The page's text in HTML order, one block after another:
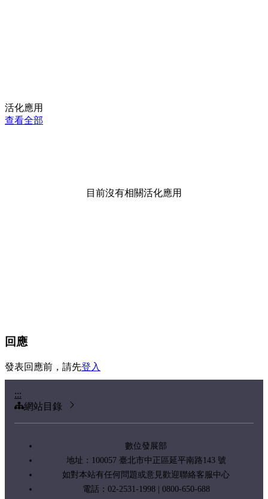
活化應用
查看全部
目前沒有相關活化應用
回應
發表回應前，請先登入
:::
網站目錄
數位發展部
地址：100057 臺北市中正區延平南路143 號
如對本站有任何問題或意見歡迎聯絡客服中心
電話：02-2531-1998 | 0800-650-688